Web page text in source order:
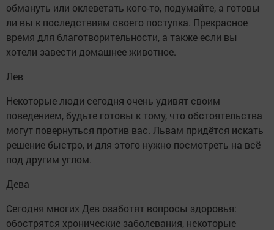
обмануть или оклеветать кого-то, подумайте, а готовы
ли вы к последствиям своего поступка. Прекрасное
время для благотворительности, а также если вы
хотели завести домашнее животное.
Лев
Некоторые люди сегодня очень удивят своим
поведением, будьте готовы к тому, что обстоятельства
могут повернуться против вас. Львам придётся искать
решение быстро, и для этого нужно посмотреть на всё
под другим углом.
Дева
Сегодня многих Дев озаботят вопросы здоровья:
обострятся хронические заболевания, некоторые